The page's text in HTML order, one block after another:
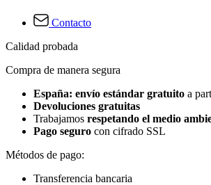
Contacto
Calidad probada
Compra de manera segura
España: envío estándar gratuito a
Devoluciones gratuitas
Trabajamos respetando el medio
Pago seguro con cifrado SSL
Métodos de pago:
Transferencia bancaria